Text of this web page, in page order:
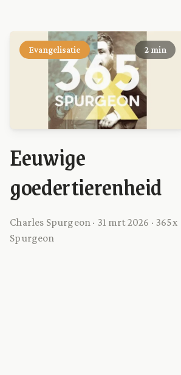
Evangelisatie 2 min
Eeuwige
goedertierenheid
Charles Spurgeon · 31 mrt 2026 · 365x
Spurgeon